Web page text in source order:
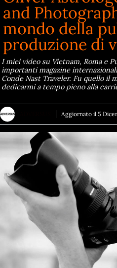
and
mondo della
produzione di
I miei video su Vietnam, Roma e
importanti magazine
Conde Nast Traveler. Fu quello il
dedicarmi a tempo pieno alla
Aggiornato il 5